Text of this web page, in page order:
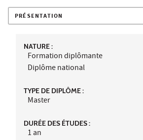
PRÉSENTATION
NATURE :
Formation diplômante
Diplôme national
TYPE DE DIPLÔME :
Master
DURÉE DES ÉTUDES :
1 an